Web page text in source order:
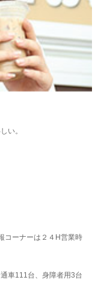
い。
コーナーは２４H営業時
車111台、身障者用3台